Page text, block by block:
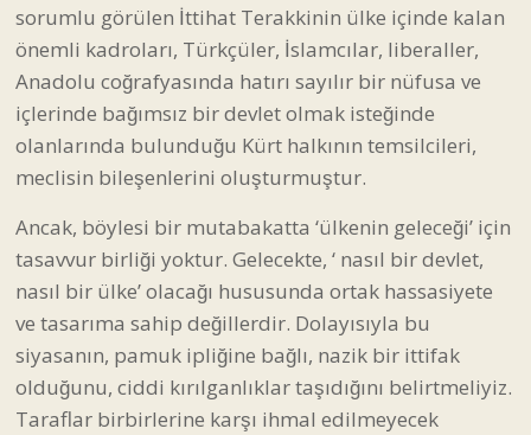
sorumlu görülen İttihat Terakkinin ülke içinde kalan
önemli kadroları, Türkçüler, İslamcılar, liberaller,
Anadolu coğrafyasında hatırı sayılır bir nüfusa ve
içlerinde bağımsız bir devlet olmak isteğinde
olanlarında bulunduğu Kürt halkının temsilcileri,
meclisin bileşenlerini oluşturmuştur.
Ancak, böylesi bir mutabakatta ‘ülkenin geleceği’ için
tasavvur birliği yoktur. Gelecekte, ‘ nasıl bir devlet,
nasıl bir ülke’ olacağı hususunda ortak hassasiyete
ve tasarıma sahip değillerdir. Dolayısıyla bu
siyasanın, pamuk ipliğine bağlı, nazik bir ittifak
olduğunu, ciddi kırılganlıklar taşıdığını belirtmeliyiz.
Taraflar birbirlerine karşı ihmal edilmeyecek